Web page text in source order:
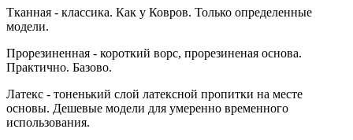
Тканная - классика. Как у Ковров. Только определенные
модели.
Прорезиненная - короткий ворс, прорезиненая основа.
Практично. Базово.
Латекс - тоненький слой латексной пропитки на месте
основы. Дешевые модели для умеренно временного
использования.